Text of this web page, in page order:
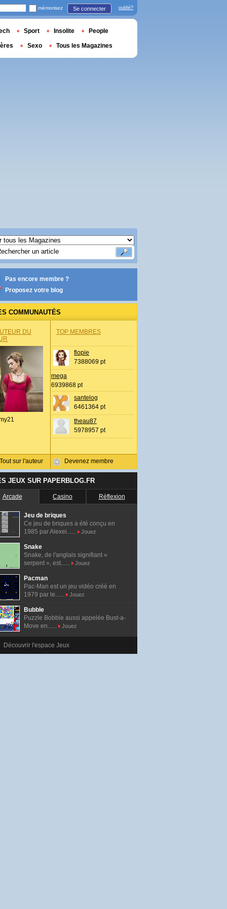
Pas encore membre ?
Proposez votre blog
COMMUNAUTÉS
DU
Tout sur l'auteur
TOP MEMBRES
flopie
7388069 pt
mega
6939868 pt
santelog
6461364 pt
theau87
5978957 pt
Devenez membre
JEUX SUR PAPERBLOG.FR
Arcade Casino Réflexion
Jeu de briques
Ce jeu de briques a été conçu en
1985 par Alexei......
Jouez
Snake
Snake, de l'anglais signifiant «
serpent », est......
Jouez
Pacman
Pac-Man est un jeu vidéo créé en
1979 par le......
Jouez
Bubble
Puzzle Bobble aussi appelée Bust-a-
Move en......
Jouez
Découvrir l'espace Jeux
mémorisez Se connecter oublié?
Sport Insolite People
Sexo Tous les Magazines